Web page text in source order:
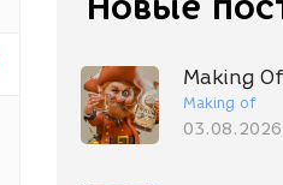
Making
Making of
03.08.2026